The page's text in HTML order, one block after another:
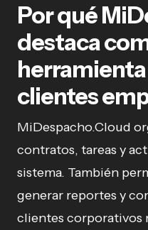
Por qué
destaca
clientes
MiDespacho.Cloud
contratos, tareas y
sistema. También
generar reportes y
clientes corporativos